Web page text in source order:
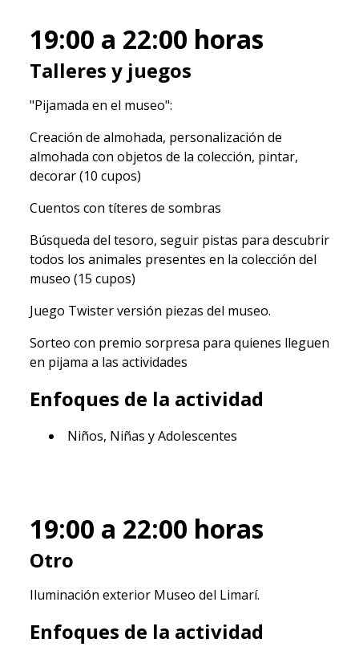
19:00 a 22:00 horas
Talleres y juegos
"Pijamada en el museo":
Creación de almohada, personalización de
almohada con objetos de la colección, pintar,
decorar (10 cupos)
Cuentos con títeres de sombras
Búsqueda del tesoro, seguir pistas para descubrir
todos los animales presentes en la colección del
museo (15 cupos)
Juego Twister versión piezas del museo.
Sorteo con premio sorpresa para quienes lleguen
en pijama a las actividades
Enfoques de la actividad
Niños, Niñas y Adolescentes
19:00 a 22:00 horas
Otro
Iluminación exterior Museo del Limarí.
Enfoques de la actividad